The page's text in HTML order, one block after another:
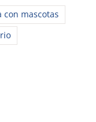
con mascotas